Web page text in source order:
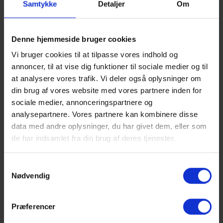
Samtykke Detaljer Om
Denne hjemmeside bruger cookies
Vi bruger cookies til at tilpasse vores indhold og
annoncer, til at vise dig funktioner til sociale medier og til
at analysere vores trafik. Vi deler også oplysninger om
din brug af vores website med vores partnere inden for
sociale medier, annonceringspartnere og
analysepartnere. Vores partnere kan kombinere disse
data med andre oplysninger, du har givet dem, eller som
de har indsamlet fra din brug af deres tjenester.
Nødvendig
Præferencer
Show larger version Show larger version
Show larger version Show larger version